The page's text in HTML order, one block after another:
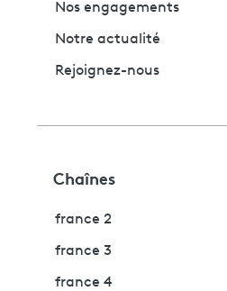
Nos engagements
Notre actualité
Rejoignez-nous
Chaînes
france 2
france 3
france 4